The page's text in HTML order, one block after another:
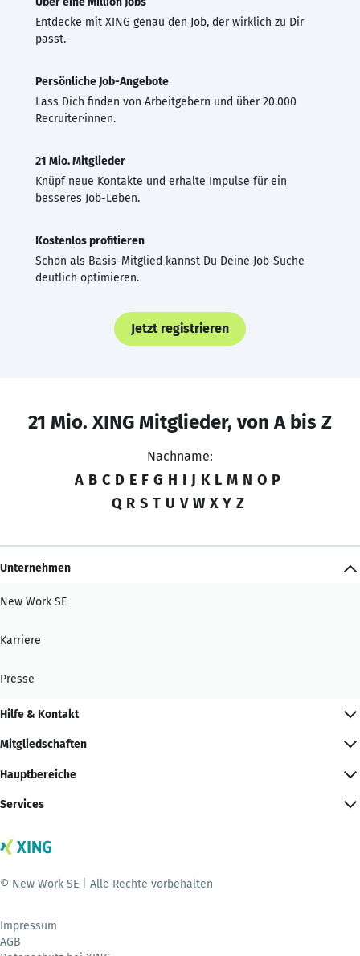
Entdecke mit XING genau den Job, der wirklich zu Dir
passt.
Persönliche Job-Angebote
Lass Dich finden von Arbeitgebern und über 20.000
Recruiter·innen.
21 Mio. Mitglieder
Knüpf neue Kontakte und erhalte Impulse für ein
besseres Job-Leben.
Kostenlos profitieren
Schon als Basis-Mitglied kannst Du Deine Job-Suche
deutlich optimieren.
Jetzt registrieren
21 Mio. XING Mitglieder, von A bis Z
Nachname:
A B C D E F G H I J K L M N O P
Q R S T U V W X Y Z
Unternehmen
New Work SE
Karriere
Presse
Hilfe & Kontakt
Mitgliedschaften
Hauptbereiche
Services
© New Work SE | Alle Rechte vorbehalten
Impressum
AGB